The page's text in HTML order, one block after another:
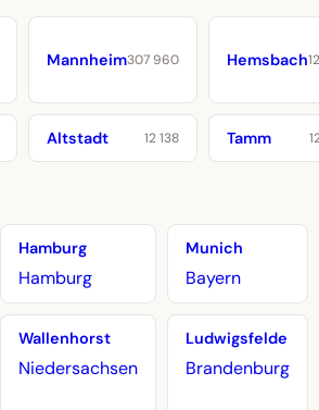
Mannheim307 960 Hemsbach
Altstadt 12 138 Tamm
Hamburg
Hamburg
Munich
Bayern
Wallenhorst
Niedersachsen
Ludwigsfelde
Brandenburg